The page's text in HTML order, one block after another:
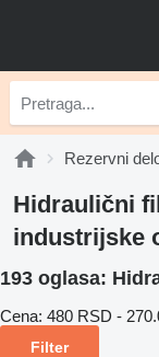
Rezervni
Hidraulični
industrijske
193 oglasa:
Cena: 480 RSD -
Filter